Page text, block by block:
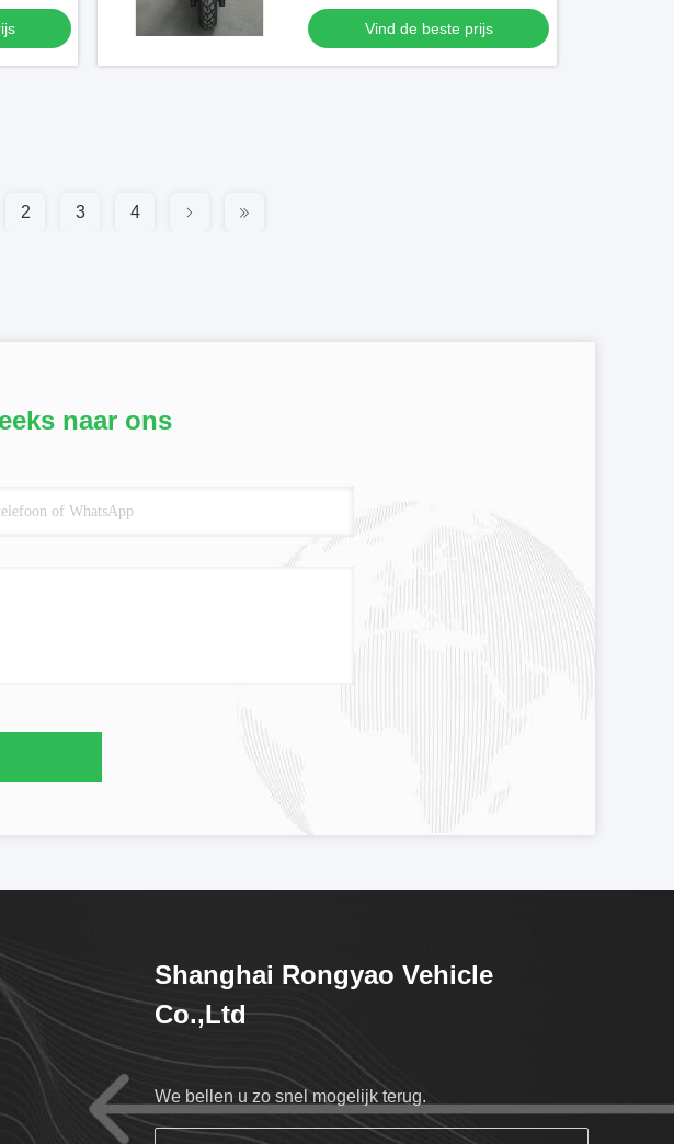
Vind de beste prijs
2 3 4
naar ons
Shanghai Rongyao Vehicle
Co.,Ltd
We bellen u zo snel mogelijk terug.